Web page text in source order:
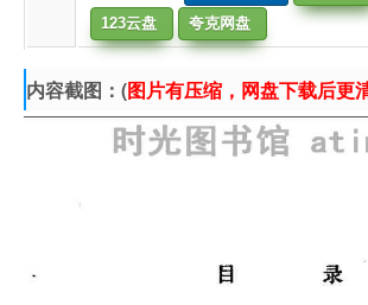
123云盘
夸克网盘
内容截图：(图片有压缩，网盘下载后更